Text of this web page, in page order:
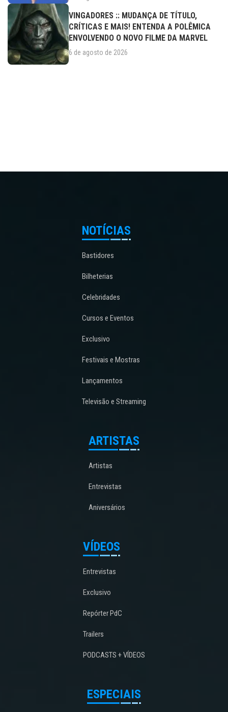
VINGADORES :: MUDANÇA DE TÍTULO,
CRÍTICAS E MAIS! ENTENDA A POLÊMICA
ENVOLVENDO O NOVO FILME DA MARVEL
6 de agosto de 2026
NOTÍCIAS
Bastidores
Bilheterias
Celebridades
Cursos e Eventos
Exclusivo
Festivais e Mostras
Lançamentos
Televisão e Streaming
ARTISTAS
Artistas
Entrevistas
Aniversários
VÍDEOS
Entrevistas
Exclusivo
Repórter PdC
Trailers
PODCASTS + VÍDEOS
ESPECIAIS